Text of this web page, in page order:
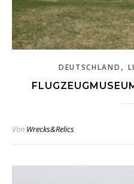
DEUTSCHLAND ,
Von Wrecks&Relics